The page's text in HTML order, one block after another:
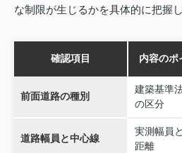
な制限が生じるかを具体的に把握
確認項目 内容のポ
前面道路の種別
建築基準
の区分
道路幅員と中心線
実測幅員
距離